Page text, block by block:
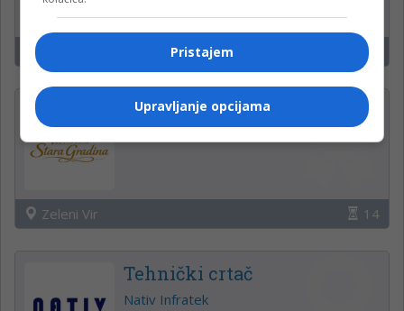
14
Kuvar u restoranu (M/Ž)
Zeleni Vir 14
Tehnički crtač
Nativ Infratek
Pristajem
Upravljanje opcijama